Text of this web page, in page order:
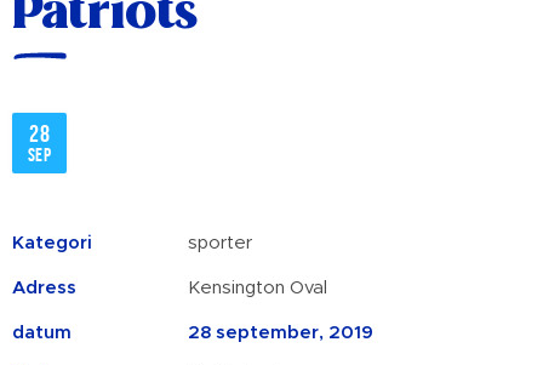
Patriots
28
sep
Kategori sporter
Adress Kensington Oval
datum 28 september, 2019